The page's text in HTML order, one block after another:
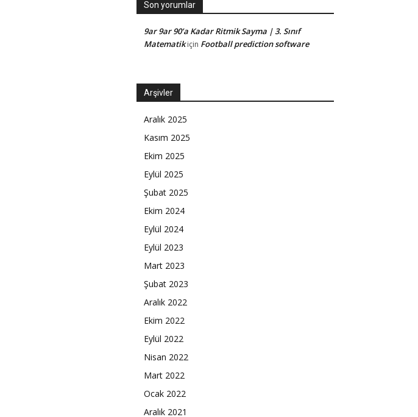
Son yorumlar
9ar 9ar 90’a Kadar Ritmik Sayma | 3. Sınıf
Matematikiçin Football prediction software
Arşivler
Aralık 2025
Kasım 2025
Ekim 2025
Eylül 2025
Şubat 2025
Ekim 2024
Eylül 2024
Eylül 2023
Mart 2023
Şubat 2023
Aralık 2022
Ekim 2022
Eylül 2022
Nisan 2022
Mart 2022
Ocak 2022
Aralık 2021